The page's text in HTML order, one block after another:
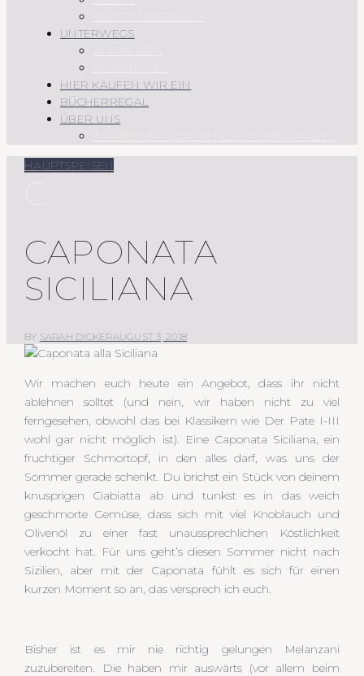
UNTERWEGS
HIER KAUFEN WIR EIN
BÜCHERREGAL
ÜBER UNS
HAUPTSPEISEN
CAPONATA
SICILIANA
BY SARAH DICKERAUGUST 3, 2018
Wir machen euch heute ein Angebot, dass ihr nicht
ablehnen solltet (und nein, wir haben nicht zu viel
ferngesehen, obwohl das bei Klassikern wie Der Pate I-III
wohl gar nicht möglich ist). Eine Caponata Siciliana, ein
fruchtiger Schmortopf, in den alles darf, was uns der
Sommer gerade schenkt. Du brichst ein Stück von deinem
knusprigen Ciabiatta ab und tunkst es in das weich
geschmorte Gemüse, dass sich mit viel Knoblauch und
Olivenöl zu einer fast unaussprechlichen Köstlichkeit
verkocht hat. Für uns geht’s diesen Sommer nicht nach
Sizilien, aber mit der Caponata fühlt es sich für einen
kurzen Moment so an, das versprech ich euch.
Bisher ist es mir nie richtig gelungen Melanzani
zuzubereiten. Die haben mir auswärts (vor allem beim